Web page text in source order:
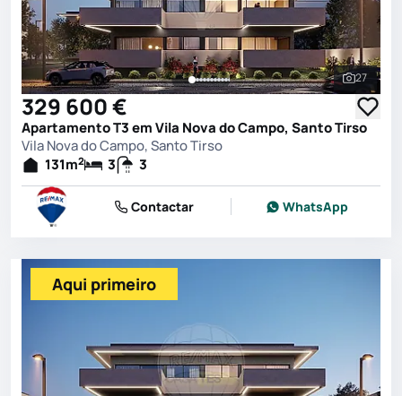
Ver
27
329 600 €
Apartamento T3 em Vila Nova do Campo, Santo Tirso
Vila Nova do Campo, Santo Tirso
131m2 3 3
Contactar WhatsApp
Aqui primeiro